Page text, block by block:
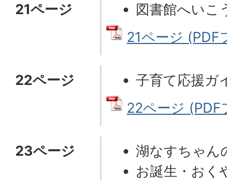
21ページ
図書館へいこ
21ページ (PDF
22ページ
子育て応援ガ
22ページ (PDF
23ページ
湖なすちゃん
お誕生・おく